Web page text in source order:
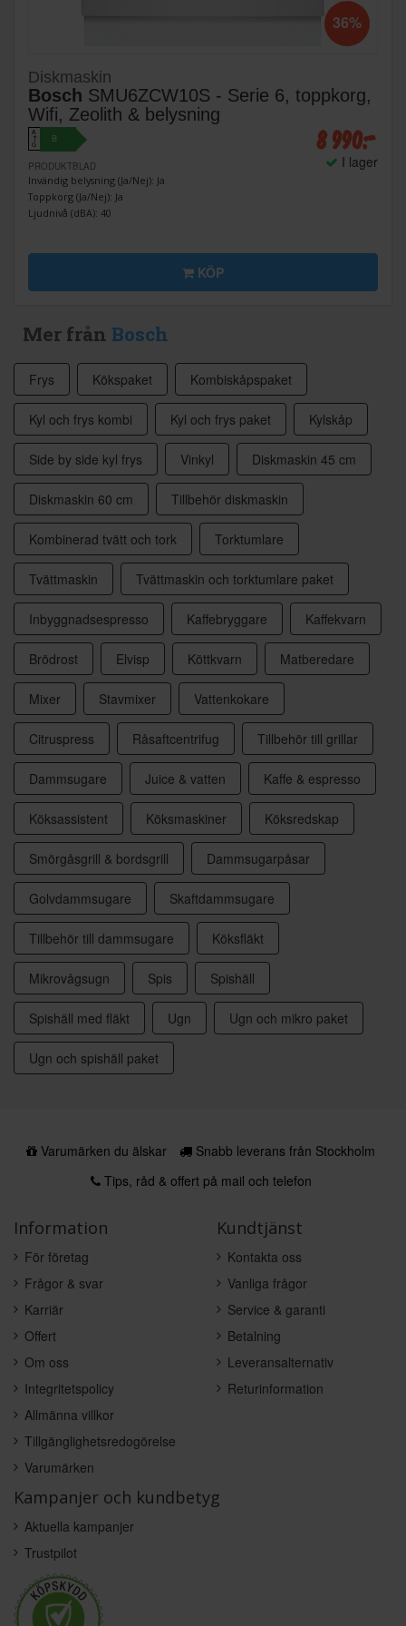
36%
Diskmaskin
Bosch SMU6ZCW10S - Serie 6, toppkorg,
Wifi, Zeolith & belysning
A
↑
G
B
PRODUKTBLAD
Invändig belysning (Ja/Nej): Ja
Toppkorg (Ja/Nej): Ja
Ljudnivå (dBA): 40
8 990:-
I lager
KÖP
Mer från Bosch
Frys Kökspaket Kombiskåpspaket
Kyl och frys kombi Kyl och frys paket Kylskåp
Side by side kyl frys Vinkyl Diskmaskin 45 cm
Diskmaskin 60 cm Tillbehör diskmaskin
Kombinerad tvätt och tork Torktumlare
Tvättmaskin Tvättmaskin och torktumlare paket
Inbyggnadsespresso Kaffebryggare Kaffekvarn
Brödrost Elvisp Köttkvarn Matberedare
Mixer Stavmixer Vattenkokare
Citruspress Råsaftcentrifug Tillbehör till grillar
Dammsugare Juice & vatten Kaffe & espresso
Köksassistent Köksmaskiner Köksredskap
Smörgåsgrill & bordsgrill Dammsugarpåsar
Golvdammsugare Skaftdammsugare
Tillbehör till dammsugare Köksfläkt
Mikrovågsugn Spis Spishäll
Spishäll med fläkt Ugn Ugn och mikro paket
Ugn och spishäll paket
Varumärken du älskar
Snabb leverans från Stockholm
Tips, råd & offert på mail och telefon
Information
För företag
Frågor & svar
Karriär
Offert
Om oss
Integritetspolicy
Allmänna villkor
Tillgänglighetsredogörelse
Varumärken
Kundtjänst
Kontakta oss
Vanliga frågor
Service & garanti
Betalning
Leveransalternativ
Returinformation
Kampanjer och kundbetyg
Aktuella kampanjer
Trustpilot